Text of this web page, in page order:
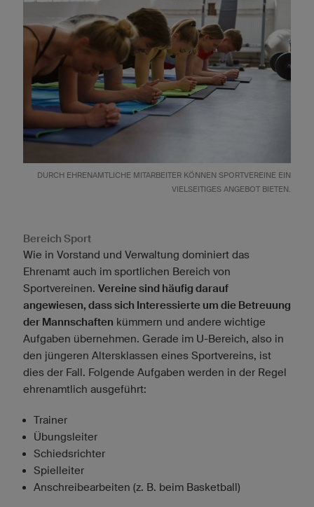
DURCH EHRENAMTLICHE MITARBEITER KÖNNEN SPORTVEREINE EIN
VIELSEITIGES ANGEBOT BIETEN.
Bereich Sport
Wie in Vorstand und Verwaltung dominiert das
Ehrenamt auch im sportlichen Bereich von
Sportvereinen. Vereine sind häufig darauf
angewiesen, dass sich Interessierte um die Betreuung
der Mannschaften kümmern und andere wichtige
Aufgaben übernehmen. Gerade im U-Bereich, also in
den jüngeren Altersklassen eines Sportvereins, ist
dies der Fall. Folgende Aufgaben werden in der Regel
ehrenamtlich ausgeführt:
Trainer
Übungsleiter
Schiedsrichter
Spielleiter
Anschreibearbeiten (z. B. beim Basketball)